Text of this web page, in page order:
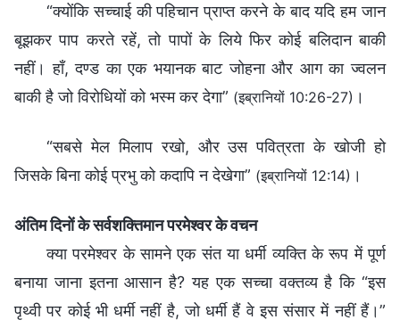
“क्योंकि सच्‍चाई की पहिचान प्राप्‍त करने के बाद यदि हम जान
बूझकर पाप करते रहें, तो पापों के लिये फिर कोई बलिदान बाकी
नहीं। हाँ, दण्ड का एक भयानक बाट जोहना और आग का ज्वलन
बाकी है जो विरोधियों को भस्म कर देगा” (इब्रानियों 10:26-27) ।
“सबसे मेल मिलाप रखो, और उस पवित्रता के खोजी हो
जिसके बिना कोई प्रभु को कदापि न देखेगा” (इब्रानियों 12:14) ।
अंतिम दिनों के सर्वशक्तिमान परमेश्वर के वचन
क्या परमेश्वर के सामने एक संत या धर्मी व्यक्ति के रूप में पूर्ण
बनाया जाना इतना आसान है? यह एक सच्चा वक्तव्य है कि “इस
पृथ्वी पर कोई भी धर्मी नहीं है, जो धर्मी हैं वे इस संसार में नहीं हैं।”